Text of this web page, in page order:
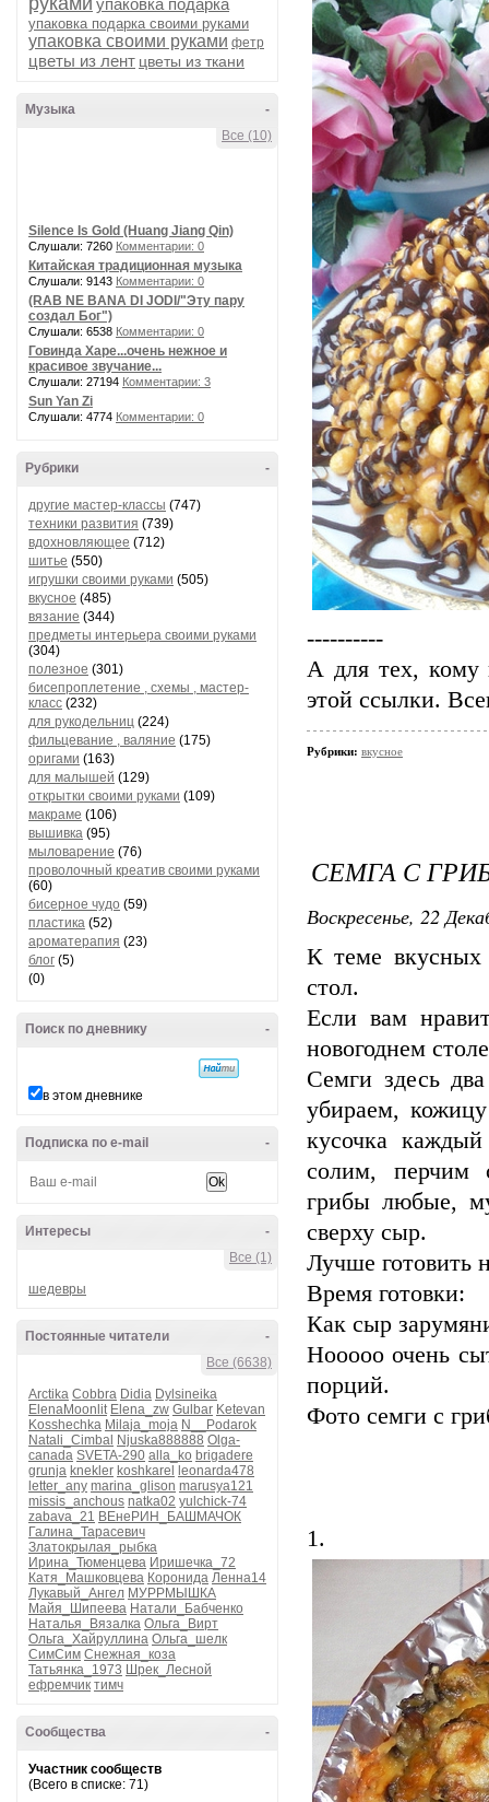
упаковка подарка
упаковка подарка своими руками
упаковка своими руками фетр
цветы из лент цветы из ткани
-
Музыка
Все (10)
Silence Is Gold (Huang Jiang Qin)
Слушали: 7260 Комментарии: 0
Китайская традиционная музыка
Слушали: 9143 Комментарии: 0
(RAB NE BANA DI JODI/"Эту пару
создал Бог")
Слушали: 6538 Комментарии: 0
Говинда Харе...очень нежное и
красивое звучание...
Слушали: 27194 Комментарии: 3
Sun Yan Zi
Слушали: 4774 Комментарии: 0
-
Рубрики
другие мастер-классы (747)
техники развития (739)
вдохновляющее (712)
шитье (550)
игрушки своими руками (505)
вкусное (485)
вязание (344)
предметы интерьера своими руками
(304)
полезное (301)
бисепроплетение , схемы , мастер-
класс (232)
для рукодельниц (224)
фильцевание , валяние (175)
оригами (163)
для малышей (129)
открытки своими руками (109)
макраме (106)
вышивка (95)
мыловарение (76)
проволочный креатив своими руками
(60)
бисерное чудо (59)
пластика (52)
ароматерапия (23)
блог (5)
(0)
-
Поиск по дневнику
в этом дневнике
-
Подписка по e-mail
-
Интересы
Все (1)
шедевры
-
Постоянные читатели
Все (6638)
Arctika Cobbra Didia Dylsineika
ElenaMoonlit Elena_zw Gulbar Ketevan
Kosshechka Milaja_moja N__Podarok
Natali_Cimbal Njuska888888 Olga-
canada SVETA-290 alla_ko brigadere
grunja knekler koshkarel
leonarda478
letter_any marina_glison marusya121
missis_anchous natka02 yulchick-74
zabava_21 ВЕнеРИН_БАШМАЧОК
Галина_Тарасевич
Златокрылая_рыбка
Ирина_Тюменцева Иришечка_72
Катя_Машковцева Коронида Ленна14
Лукавый_Ангел МУРРМЫШКА
Майя_Шипеева Натали_Бабченко
Наталья_Вязалка Ольга_Вирт
Ольга_Хайруллина Ольга_шелк
СимСим Снежная_коза
Татьянка_1973 Шрек_Лесной
ефремчик тимч
-
Сообщества
Участник сообществ
(Всего в списке: 71)
----------
А для тех,
этой ссылки.
Рубрики: вкусное
СЕМГА С
Воскресенье, 22
К теме вкусных
стол.
Если вам
новогоднем
Семги здесь
убираем,
кусочка
солим, перчим
грибы любые,
сверху сыр.
Лучше готовить
Время готовки:
Как сыр
Нооооо очень
порций.
Фото семги с
1.